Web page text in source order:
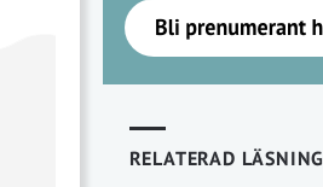
RELATERAD LÄSNING